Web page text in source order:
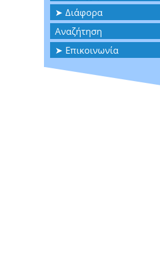
Διάφορα
Διάφοροι σύνδεσμοι
Mελέτη Επισκόπησης
Πληροφορικής 2006
Αναζήτηση
Επικοινωνία
Στοιχεία Επικοινωνίας
Τοπικά Παραρτήματα